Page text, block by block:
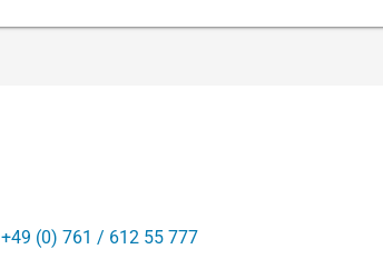
+49 (0) 761 / 612 55 777